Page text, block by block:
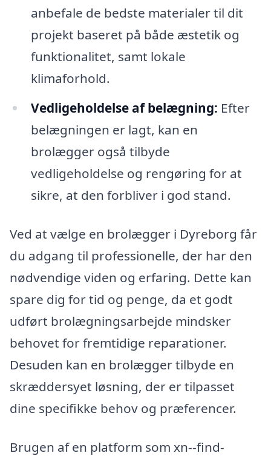
anbefale de bedste materialer til dit
projekt baseret på både æstetik og
funktionalitet, samt lokale
klimaforhold.
Vedligeholdelse af belægning: Efter
belægningen er lagt, kan en
brolægger også tilbyde
vedligeholdelse og rengøring for at
sikre, at den forbliver i god stand.
Ved at vælge en brolægger i Dyreborg får
du adgang til professionelle, der har den
nødvendige viden og erfaring. Dette kan
spare dig for tid og penge, da et godt
udført brolægningsarbejde mindsker
behovet for fremtidige reparationer.
Desuden kan en brolægger tilbyde en
skræddersyet løsning, der er tilpasset
dine specifikke behov og præferencer.
Brugen af en platform som xn--find-